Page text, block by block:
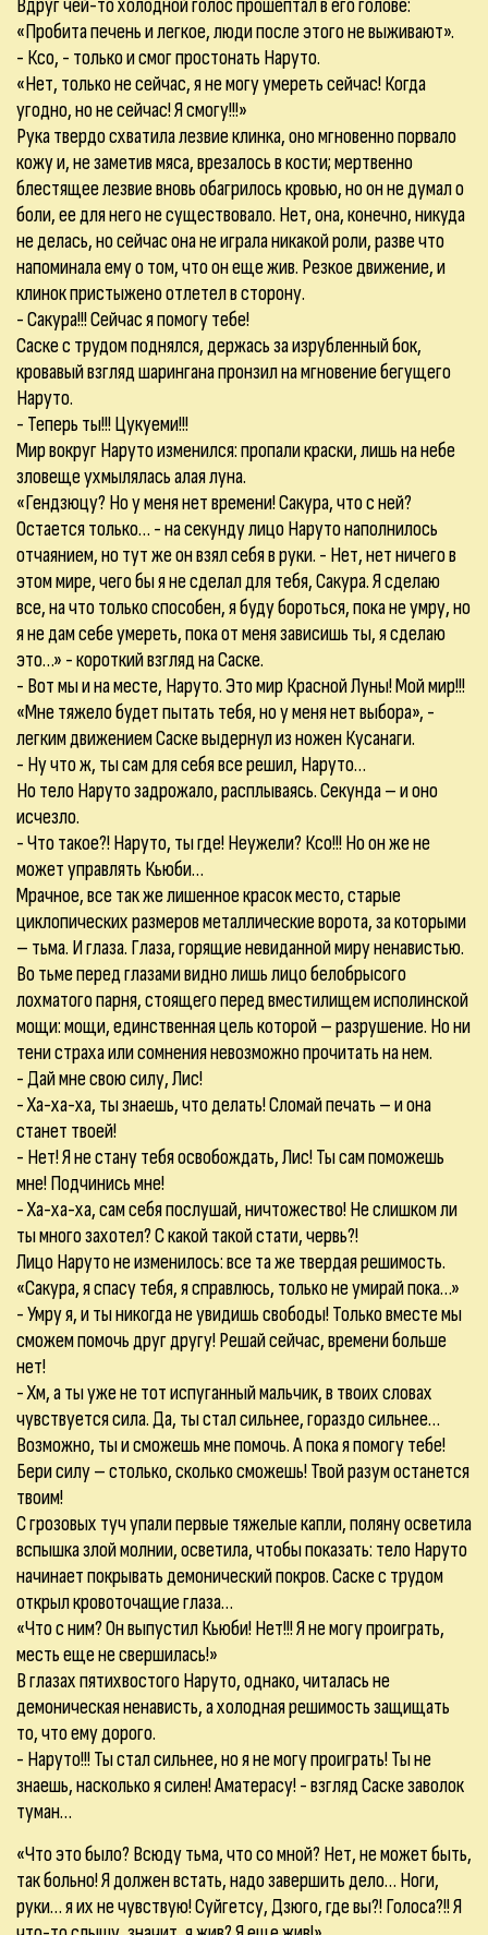
Вдруг чей-то холодной голос прошептал в его голове:
«Пробита печень и легкое, люди после этого не выживают».
- Ксо, - только и смог простонать Наруто.
«Нет, только не сейчас, я не могу умереть сейчас! Когда
угодно, но не сейчас! Я смогу!!!»
Рука твердо схватила лезвие клинка, оно мгновенно порвало
кожу и, не заметив мяса, врезалось в кости; мертвенно
блестящее лезвие вновь обагрилось кровью, но он не думал о
боли, ее для него не существовало. Нет, она, конечно, никуда
не делась, но сейчас она не играла никакой роли, разве что
напоминала ему о том, что он еще жив. Резкое движение, и
клинок пристыжено отлетел в сторону.
- Сакура!!! Сейчас я помогу тебе!
Саске с трудом поднялся, держась за изрубленный бок,
кровавый взгляд шарингана пронзил на мгновение бегущего
Наруто.
- Теперь ты!!! Цукуеми!!!
Мир вокруг Наруто изменился: пропали краски, лишь на небе
зловеще ухмылялась алая луна.
«Гендзюцу? Но у меня нет времени! Сакура, что с ней?
Остается только… - на секунду лицо Наруто наполнилось
отчаянием, но тут же он взял себя в руки. - Нет, нет ничего в
этом мире, чего бы я не сделал для тебя, Сакура. Я сделаю
все, на что только способен, я буду бороться, пока не умру, но
я не дам себе умереть, пока от меня зависишь ты, я сделаю
это…» - короткий взгляд на Саске.
- Вот мы и на месте, Наруто. Это мир Красной Луны! Мой мир!!!
«Мне тяжело будет пытать тебя, но у меня нет выбора», -
легким движением Саске выдернул из ножен Кусанаги.
- Ну что ж, ты сам для себя все решил, Наруто…
Но тело Наруто задрожало, расплываясь. Секунда – и оно
исчезло.
- Что такое?! Наруто, ты где! Неужели? Ксо!!! Но он же не
может управлять Кьюби…
Мрачное, все так же лишенное красок место, старые
циклопических размеров металлические ворота, за которыми
– тьма. И глаза. Глаза, горящие невиданной миру ненавистью.
Во тьме перед глазами видно лишь лицо белобрысого
лохматого парня, стоящего перед вместилищем исполинской
мощи: мощи, единственная цель которой – разрушение. Но ни
тени страха или сомнения невозможно прочитать на нем.
- Дай мне свою силу, Лис!
- Ха-ха-ха, ты знаешь, что делать! Сломай печать – и она
станет твоей!
- Нет! Я не стану тебя освобождать, Лис! Ты сам поможешь
мне! Подчинись мне!
- Ха-ха-ха, сам себя послушай, ничтожество! Не слишком ли
ты много захотел? С какой такой стати, червь?!
Лицо Наруто не изменилось: все та же твердая решимость.
«Сакура, я спасу тебя, я справлюсь, только не умирай пока…»
- Умру я, и ты никогда не увидишь свободы! Только вместе мы
сможем помочь друг другу! Решай сейчас, времени больше
нет!
- Хм, а ты уже не тот испуганный мальчик, в твоих словах
чувствуется сила. Да, ты стал сильнее, гораздо сильнее…
Возможно, ты и сможешь мне помочь. А пока я помогу тебе!
Бери силу – столько, сколько сможешь! Твой разум останется
твоим!
С грозовых туч упали первые тяжелые капли, поляну осветила
вспышка злой молнии, осветила, чтобы показать: тело Наруто
начинает покрывать демонический покров. Саске с трудом
открыл кровоточащие глаза…
«Что с ним? Он выпустил Кьюби! Нет!!! Я не могу проиграть,
месть еще не свершилась!»
В глазах пятихвостого Наруто, однако, читалась не
демоническая ненависть, а холодная решимость защищать
то, что ему дорого.
- Наруто!!! Ты стал сильнее, но я не могу проиграть! Ты не
знаешь, насколько я силен! Аматерасу! - взгляд Саске заволок
туман…
«Что это было? Всюду тьма, что со мной? Нет, не может быть,
так больно! Я должен встать, надо завершить дело… Ноги,
руки… я их не чувствую! Суйгетсу, Дзюго, где вы?! Голоса?!! Я